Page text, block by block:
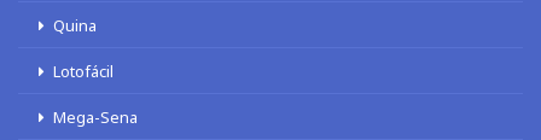
Quina
Lotofácil
Mega-Sena